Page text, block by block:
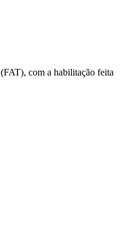
com a habilitação feita